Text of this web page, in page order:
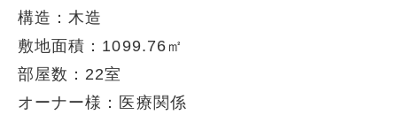
構造：木造
敷地面積：1099.76㎡
部屋数：22室
オーナー様：医療関係